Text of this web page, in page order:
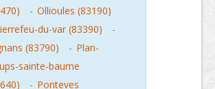
- Ollioules (83190)
du-var (83390)
-
(83790)
- Plan-
sainte-baume
- Ponteves